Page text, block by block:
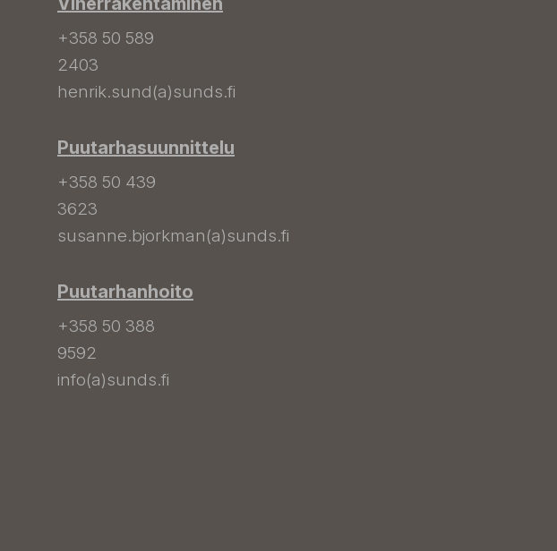
+358 50 589
2403
henrik.sund(a)sunds.fi
Puutarhasuunnittelu
+358 50 439
3623
susanne.bjorkman(a)sunds.fi
Puutarhanhoito
+358 50 388
9592
info(a)sunds.fi